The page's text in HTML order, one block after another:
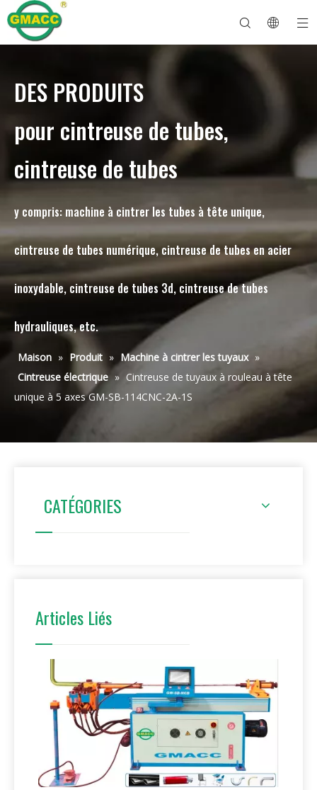
DES PRODUITS
pour cintreuse de tubes,
cintreuse de tubes
y compris: machine à cintrer les tubes à tête unique,
cintreuse de tubes numérique, cintreuse de tubes en acier
inoxydable, cintreuse de tubes 3d, cintreuse de tubes
hydrauliques, etc.
Maison » Produit » Machine à cintrer les tuyaux »
Cintreuse électrique » Cintreuse de tuyaux à rouleau à tête
unique à 5 axes GM-SB-114CNC-2A-1S
CATÉGORIES
Articles Liés